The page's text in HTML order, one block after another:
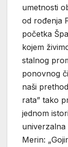
umetnosti
od rođenja
početka
kojem
stalnog
ponovnog
naši
rata” tako
jednom
univerzalna
Merin: